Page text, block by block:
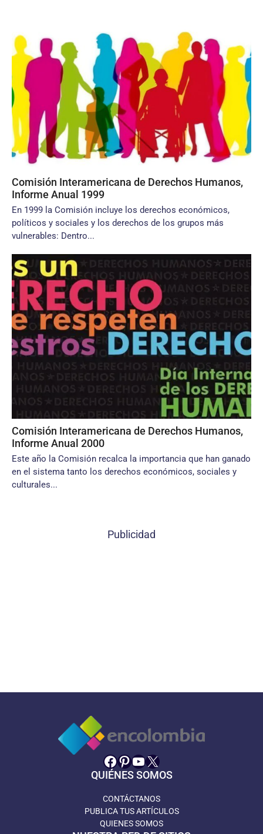
Comisión Interamericana de Derechos Humanos,
Informe Anual 1999
En 1999 la Comisión incluye los derechos económicos,
políticos y sociales y los derechos de los grupos más
vulnerables: Dentro...
Comisión Interamericana de Derechos Humanos,
Informe Anual 2000
Este año la Comisión recalca la importancia que han ganado
en el sistema tanto los derechos económicos, sociales y
culturales...
Publicidad
Facebook
Pinterest
YouTube
X
QUIÉNES SOMOS
CONTÁCTANOS
PUBLICA TUS ARTÍCULOS
QUIENES SOMOS